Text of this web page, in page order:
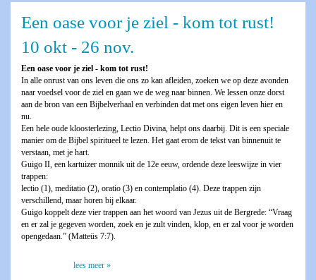
Een oase voor je ziel - kom tot rust!
10 okt - 26 nov.
Een oase voor je ziel - kom tot rust!
In alle onrust van ons leven die ons zo kan afleiden, zoeken we op deze avonden
naar voedsel voor de ziel en gaan we de weg naar binnen. We lessen onze dorst
aan de bron van een Bijbelverhaal en verbinden dat met ons eigen leven hier en
nu.
Een hele oude kloosterlezing, Lectio Divina, helpt ons daarbij. Dit is een speciale
manier om de Bijbel spiritueel te lezen. Het gaat erom de tekst van binnenuit te
verstaan, met je hart.
Guigo II, een kartuizer monnik uit de 12e eeuw, ordende deze leeswijze in vier
trappen:
lectio (1), meditatio (2), oratio (3) en contemplatio (4). Deze trappen zijn
verschillend, maar horen bij elkaar.
Guigo koppelt deze vier trappen aan het woord van Jezus uit de Bergrede: “Vraag
en er zal je gegeven worden, zoek en je zult vinden, klop, en er zal voor je worden
opengedaan.” (Matteüs 7:7).
lees meer »